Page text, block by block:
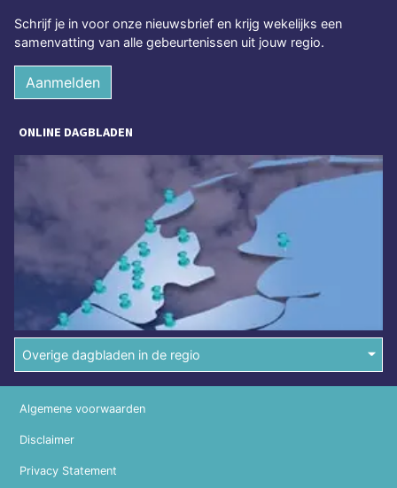
Schrijf je in voor onze nieuwsbrief en krijg wekelijks een
samenvatting van alle gebeurtenissen uit jouw regio.
Aanmelden
ONLINE DAGBLADEN
Overige dagbladen in de regio
Algemene voorwaarden
Disclaimer
Privacy Statement